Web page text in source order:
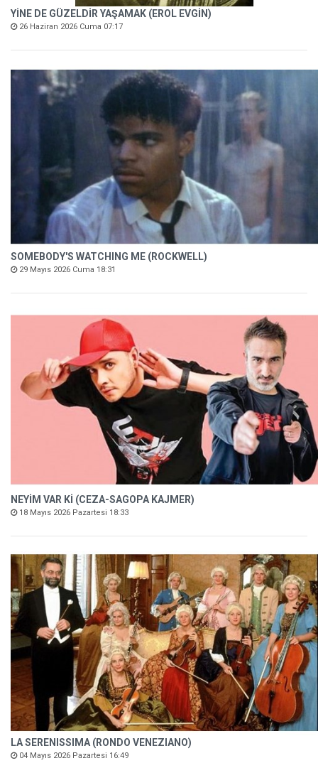
YİNE DE GÜZELDİR YAŞAMAK (EROL EVGİN)
26 Haziran 2026 Cuma 07:17
SOMEBODY'S WATCHING ME (ROCKWELL)
29 Mayıs 2026 Cuma 18:31
NEYİM VAR Kİ (CEZA-SAGOPA KAJMER)
18 Mayıs 2026 Pazartesi 18:33
LA SERENISSIMA (RONDO VENEZIANO)
04 Mayıs 2026 Pazartesi 16:49